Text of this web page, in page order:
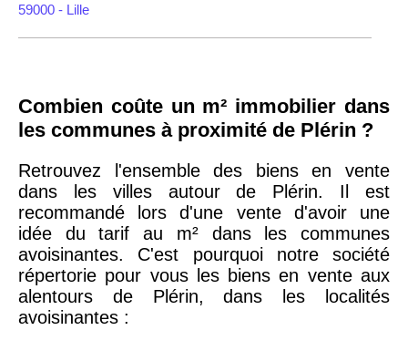
59000 - Lille
75018 -
arrondissement
10 114 €
75020 -Paris
20ème
arrondissement
9 623 € 11 141 €
75019 - Paris
Combien coûte un m² immobilier dans
les communes à proximité de Plérin ?
Retrouvez l'ensemble des biens en vente
dans les villes autour de Plérin. Il est
recommandé lors d'une vente d'avoir une
idée du tarif au m² dans les communes
avoisinantes. C'est pourquoi notre société
répertorie pour vous les biens en vente aux
alentours de Plérin, dans les localités
avoisinantes :